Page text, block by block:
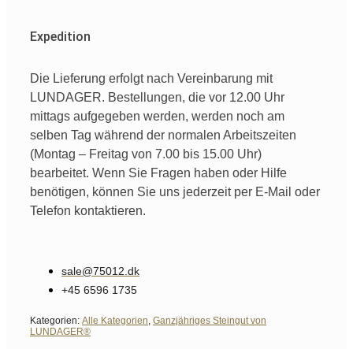
Expedition
Die Lieferung erfolgt nach Vereinbarung mit
LUNDAGER. Bestellungen, die vor 12.00 Uhr
mittags aufgegeben werden, werden noch am
selben Tag während der normalen Arbeitszeiten
(Montag – Freitag von 7.00 bis 15.00 Uhr)
bearbeitet. Wenn Sie Fragen haben oder Hilfe
benötigen, können Sie uns jederzeit per E-Mail oder
Telefon kontaktieren.
sale@75012.dk
+45 6596 1735
Kategorien: Alle Kategorien Ganzjähriges Steingut von
LUNDAGER®